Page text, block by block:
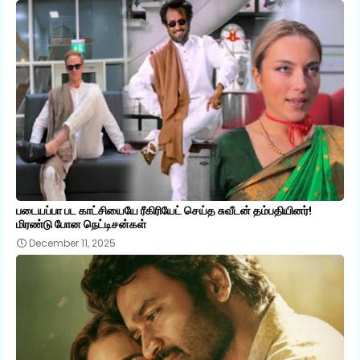
படையப்பா பட காட்சியையே ரீகிரியேட் செய்த சுவீடன் தம்பதியினர்!
மிரண்டு போன நெட்டிசன்கள்
December 11, 2025